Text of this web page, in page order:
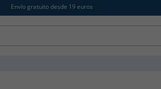
Envío gratuito desde 19 euros